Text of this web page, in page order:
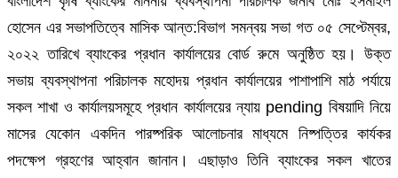
হোসেন এর সভাপতিত্বে মাসিক আন্ত:বিভাগ সমন্বয় সভা গত ০৫ সেপ্টেম্বর,
২০২২ তারিখে ব্যাংকের প্রধান কার্যালয়ের বোর্ড রুমে অনুষ্ঠিত হয়। উক্ত
সভায় ব্যবস্থাপনা পরিচালক মহোদয় প্রধান কার্যালয়ের পাশাপাশি মাঠ পর্যায়ে
সকল শাখা ও কার্যালয়সমূহে প্রধান কার্যালয়ের ন্যায় pending বিষয়াদি নিয়ে
মাসের যেকোন একদিন পারষ্পরিক আলোচনার মাধ্যমে নিষ্পত্তির কার্যকর
পদক্ষেপ গ্রহণের আহ্বান জানান। এছাড়াও তিনি ব্যাংকের সকল খাতের